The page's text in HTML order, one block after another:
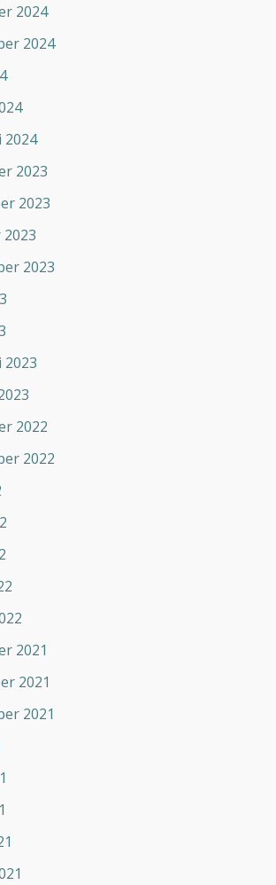
2024
2024
2023
2023
2023
2022
2022
2021
2021
2021